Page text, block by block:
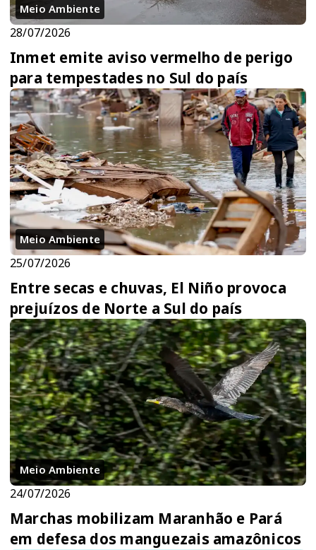
Meio Ambiente
28/07/2026
Inmet emite aviso vermelho de perigo
para tempestades no Sul do país
Meio Ambiente
25/07/2026
Entre secas e chuvas, El Niño provoca
prejuízos de Norte a Sul do país
Meio Ambiente
24/07/2026
Marchas mobilizam Maranhão e Pará
em defesa dos manguezais amazônicos